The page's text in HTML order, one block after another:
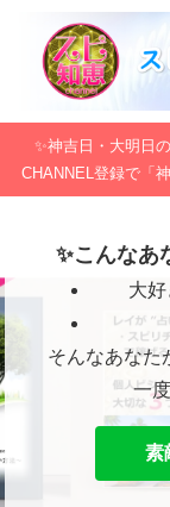
✨神吉日・大明日
CHANNEL登録で「
✨こんなあ
大
そんなあなた
一
素